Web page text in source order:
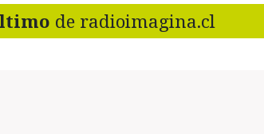
de radioimagina.cl